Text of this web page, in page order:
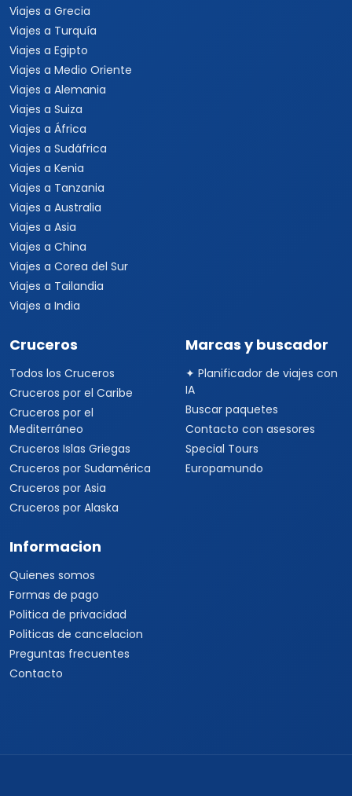
Viajes a Grecia
Viajes a Turquía
Viajes a Egipto
Viajes a Medio Oriente
Viajes a Alemania
Viajes a Suiza
Viajes a África
Viajes a Sudáfrica
Viajes a Kenia
Viajes a Tanzania
Viajes a Australia
Viajes a Asia
Viajes a China
Viajes a Corea del Sur
Viajes a Tailandia
Viajes a India
Cruceros
Todos los Cruceros
Cruceros por el Caribe
Cruceros por el
Mediterráneo
Cruceros Islas Griegas
Cruceros por Sudamérica
Cruceros por Asia
Cruceros por Alaska
Marcas y buscador
✦ Planificador de viajes con
IA
Buscar paquetes
Contacto con asesores
Special Tours
Europamundo
Informacion
Quienes somos
Formas de pago
Politica de privacidad
Politicas de cancelacion
Preguntas frecuentes
Contacto